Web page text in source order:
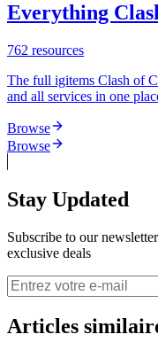
Everything
762 resources
The full igitems Clash of
and all services in one
Browse
Browse
Stay Updated
Subscribe to our
exclusive deals
Articles